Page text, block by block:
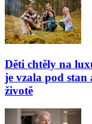
Děti chtěly na
je vzala pod
životě